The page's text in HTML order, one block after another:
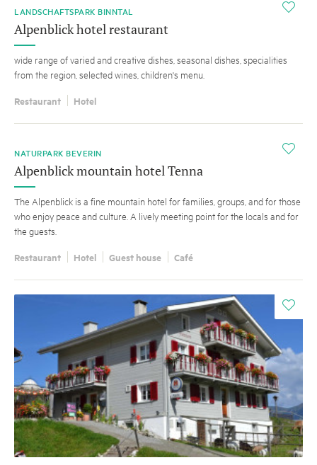
i
LANDSCHAFTSPARK BINNTAL
Alpenblick hotel restaurant
wide range of varied and creative dishes, seasonal dishes, specialities
from the region, selected wines, children's menu.
Restaurant Hotel
i
NATURPARK BEVERIN
Alpenblick mountain hotel Tenna
The Alpenblick is a fine mountain hotel for families, groups, and for those
who enjoy peace and culture. A lively meeting point for the locals and for
the guests.
Restaurant Hotel Guest house Café
i